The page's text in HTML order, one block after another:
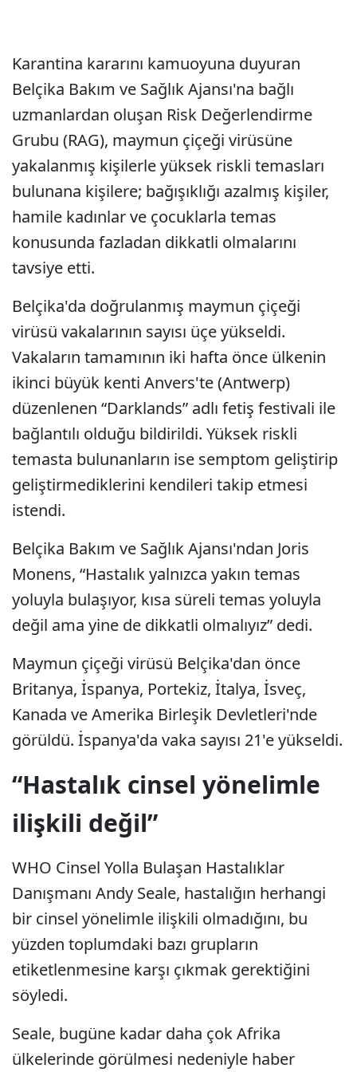
Karantina kararını kamuoyuna duyuran
Belçika Bakım ve Sağlık Ajansı'na bağlı
uzmanlardan oluşan Risk Değerlendirme
Grubu (RAG), maymun çiçeği virüsüne
yakalanmış kişilerle yüksek riskli temasları
bulunana kişilere; bağışıklığı azalmış kişiler,
hamile kadınlar ve çocuklarla temas
konusunda fazladan dikkatli olmalarını
tavsiye etti.
Belçika'da doğrulanmış maymun çiçeği
virüsü vakalarının sayısı üçe yükseldi.
Vakaların tamamının iki hafta önce ülkenin
ikinci büyük kenti Anvers'te (Antwerp)
düzenlenen “Darklands” adlı fetiş festivali ile
bağlantılı olduğu bildirildi. Yüksek riskli
temasta bulunanların ise semptom geliştirip
geliştirmediklerini kendileri takip etmesi
istendi.
Belçika Bakım ve Sağlık Ajansı'ndan Joris
Monens, “Hastalık yalnızca yakın temas
yoluyla bulaşıyor, kısa süreli temas yoluyla
değil ama yine de dikkatli olmalıyız” dedi.
Maymun çiçeği virüsü Belçika'dan önce
Britanya, İspanya, Portekiz, İtalya, İsveç,
Kanada ve Amerika Birleşik Devletleri'nde
görüldü. İspanya'da vaka sayısı 21'e yükseldi.
“Hastalık cinsel yönelimle
ilişkili değil”
WHO Cinsel Yolla Bulaşan Hastalıklar
Danışmanı Andy Seale, hastalığın herhangi
bir cinsel yönelimle ilişkili olmadığını, bu
yüzden toplumdaki bazı grupların
etiketlenmesine karşı çıkmak gerektiğini
söyledi.
Seale, bugüne kadar daha çok Afrika
ülkelerinde görülmesi nedeniyle haber